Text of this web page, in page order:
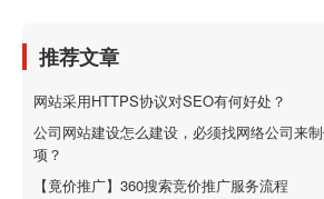
推荐文章
网站采用HTTPS协议对SEO有何好处？
公司网站建设怎么建设，必须找网络公司来
项？
【竟价推广】360搜索竞价推广服务流程